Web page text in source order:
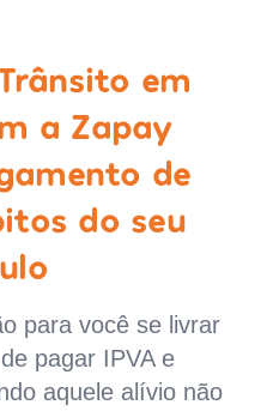
em
a Zapay
de
do seu
para você se livrar
pagar IPVA e
aquele alívio não